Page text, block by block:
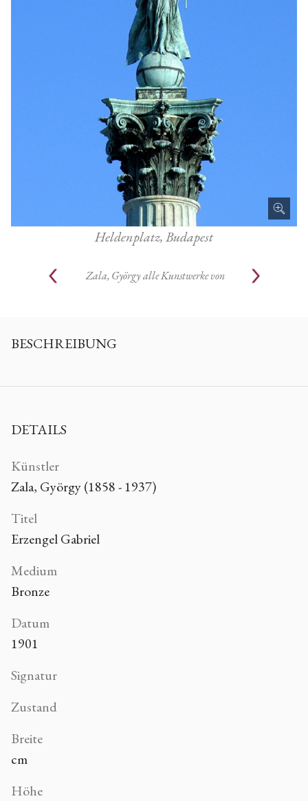
Heldenplatz, Budapest
Zala, Györgyalle Kunstwerke von
BESCHREIBUNG
DETAILS
Künstler
Zala, György (1858 - 1937)
Titel
Erzengel Gabriel
Medium
Bronze
Datum
1901
Signatur
Zustand
Breite
cm
Höhe